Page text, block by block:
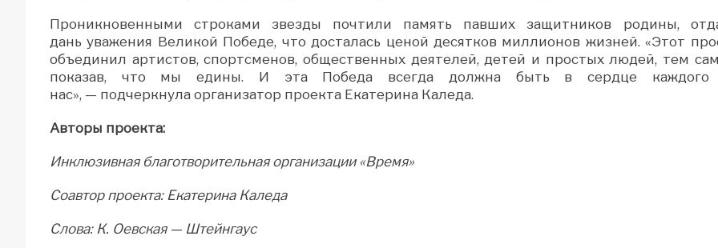
Проникновенными строками звезды почтили память павших защитников родины,
дань уважения Великой Победе, что досталась ценой десятков миллионов жизней. «Этот
объединил артистов, спортсменов, общественных деятелей, детей и простых людей, тем
показав, что мы едины. И эта Победа всегда должна быть в сердце каждого
нас», — подчеркнула организатор проекта Екатерина Каледа.
Авторы проекта:
Инклюзивная благотворительная организации «Время»
Соавтор проекта: Екатерина Каледа
Слова: К. Оевская — Штейнгаус